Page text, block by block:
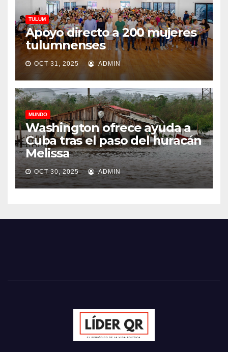
TULUM
Apoyo directo a 200 mujeres
tulumnenses
OCT 31, 2025 ADMIN
MUNDO
Washington ofrece ayuda a
Cuba tras el paso del huracán
Melissa
OCT 30, 2025 ADMIN